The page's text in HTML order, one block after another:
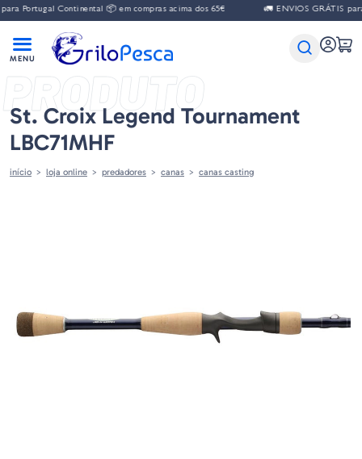
Portugal Continental 📦 em compras acima dos 65€ 🚛 ENVIOS GRÁTIS
PRODUTO
St. Croix Legend Tournament
LBC71MHF
início loja online predadores canas canas casting